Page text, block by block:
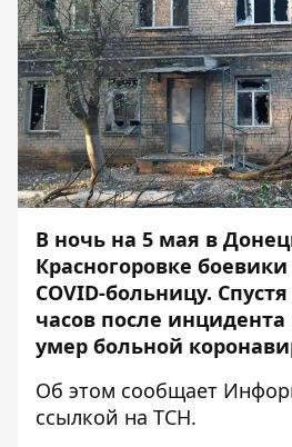
В ночь на 5 мая в
Красногоровке боевики
COVID-больницу.
часов после
умер больной
Об этом сообщает
ссылкой на ТСН.